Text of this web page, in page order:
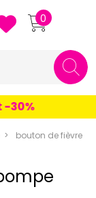
Pharmacie
0
30%
bouton de fièvre